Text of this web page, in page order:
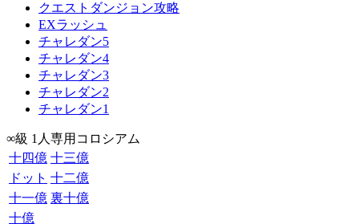
クエストダンジョン攻略
EXラッシュ
チャレダン5
チャレダン4
チャレダン3
チャレダン2
チャレダン1
∞級 1人専用コロシアム
十四億 十三億
ドット 十二億
十一億 裏十億
十億